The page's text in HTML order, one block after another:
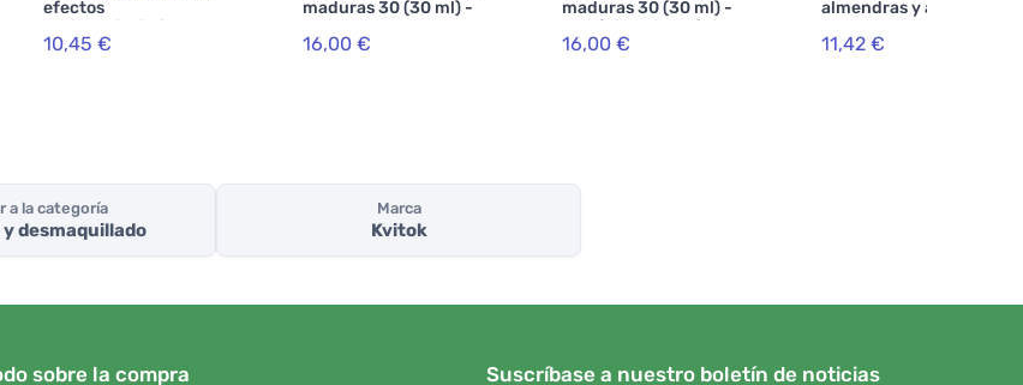
efectos
antienvejecimiento
10,45 €
maduras 30 (30 ml) -
envejecimiento de la piel
16,00 €
maduras 30 (30 ml) -
con ácido hialurónico
16,00 €
almendras y albaricoque
11,42 €
a la categoría
y desmaquillado
Marca
Kvitok
sobre la compra Suscríbase a nuestro boletín de noticias